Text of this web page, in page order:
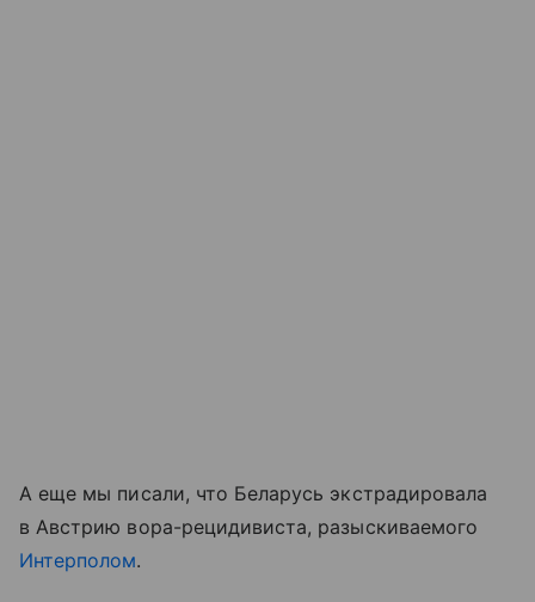
А еще мы писали, что Беларусь экстрадировала
в Австрию вора-рецидивиста, разыскиваемого
Интерполом.